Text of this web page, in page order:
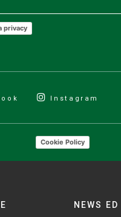
privacy
Instagram
Cookie Policy
NEWS